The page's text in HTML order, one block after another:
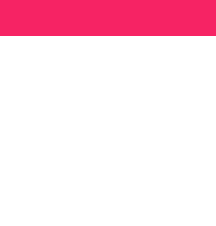
direct